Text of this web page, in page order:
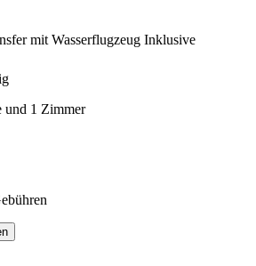
mit Wasserflugzeug Inklusive
und 1 Zimmer